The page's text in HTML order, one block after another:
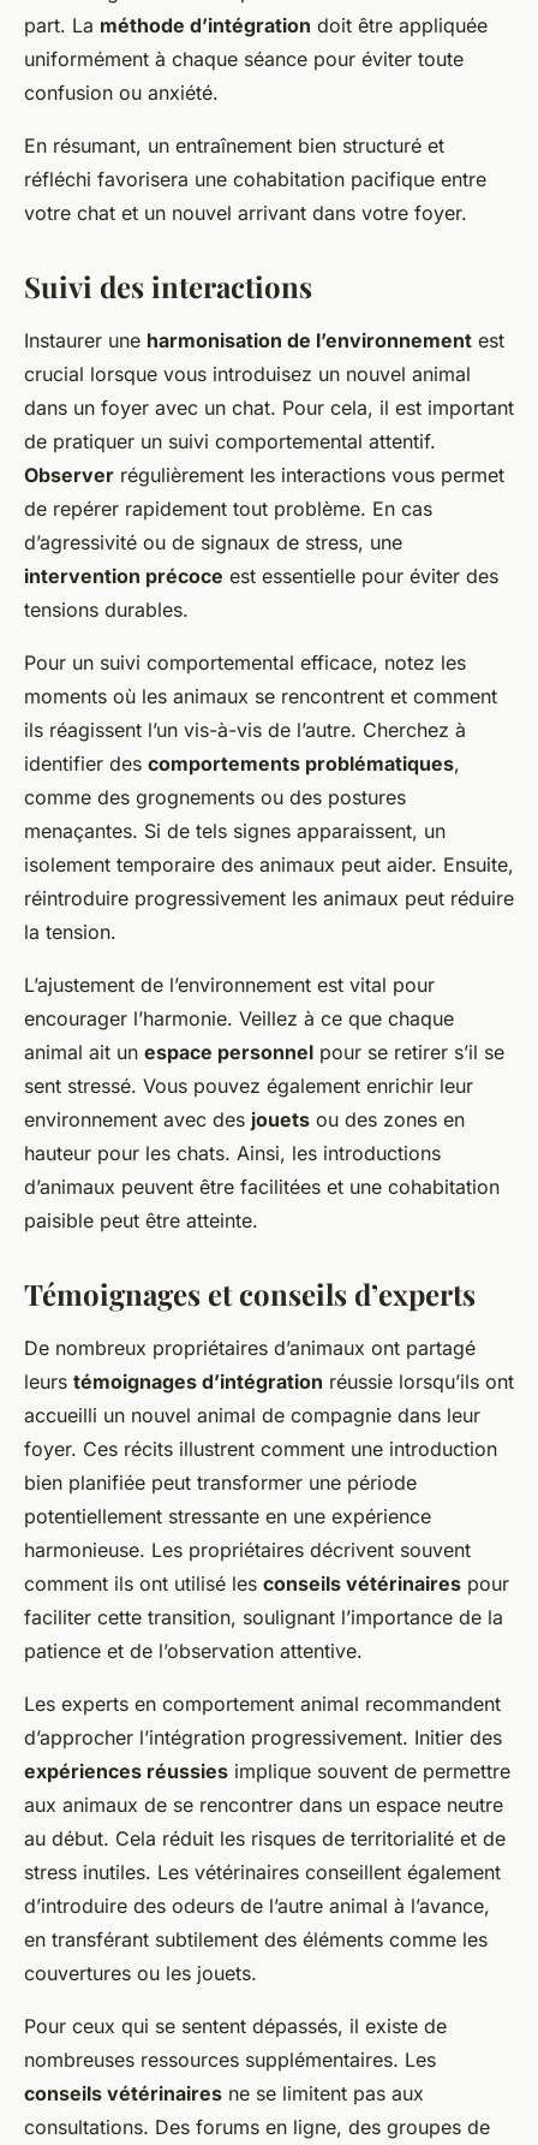
part. La méthode d’intégration doit être appliquée
uniformément à chaque séance pour éviter toute
confusion ou anxiété.
En résumant, un entraînement bien structuré et
réfléchi favorisera une cohabitation pacifique entre
votre chat et un nouvel arrivant dans votre foyer.
Suivi des interactions
Instaurer une harmonisation de l’environnement est
crucial lorsque vous introduisez un nouvel animal
dans un foyer avec un chat. Pour cela, il est important
de pratiquer un suivi comportemental attentif.
Observer régulièrement les interactions vous permet
de repérer rapidement tout problème. En cas
d’agressivité ou de signaux de stress, une
intervention précoce est essentielle pour éviter des
tensions durables.
Pour un suivi comportemental efficace, notez les
moments où les animaux se rencontrent et comment
ils réagissent l’un vis-à-vis de l’autre. Cherchez à
identifier des comportements problématiques,
comme des grognements ou des postures
menaçantes. Si de tels signes apparaissent, un
isolement temporaire des animaux peut aider. Ensuite,
réintroduire progressivement les animaux peut réduire
la tension.
L’ajustement de l’environnement est vital pour
encourager l’harmonie. Veillez à ce que chaque
animal ait un espace personnel pour se retirer s’il se
sent stressé. Vous pouvez également enrichir leur
environnement avec des jouets ou des zones en
hauteur pour les chats. Ainsi, les introductions
d’animaux peuvent être facilitées et une cohabitation
paisible peut être atteinte.
Témoignages et conseils d’experts
De nombreux propriétaires d’animaux ont partagé
leurs témoignages d’intégration réussie lorsqu’ils ont
accueilli un nouvel animal de compagnie dans leur
foyer. Ces récits illustrent comment une introduction
bien planifiée peut transformer une période
potentiellement stressante en une expérience
harmonieuse. Les propriétaires décrivent souvent
comment ils ont utilisé les conseils vétérinaires pour
faciliter cette transition, soulignant l’importance de la
patience et de l’observation attentive.
Les experts en comportement animal recommandent
d’approcher l’intégration progressivement. Initier des
expériences réussies implique souvent de permettre
aux animaux de se rencontrer dans un espace neutre
au début. Cela réduit les risques de territorialité et de
stress inutiles. Les vétérinaires conseillent également
d’introduire des odeurs de l’autre animal à l’avance,
en transférant subtilement des éléments comme les
couvertures ou les jouets.
Pour ceux qui se sentent dépassés, il existe de
nombreuses ressources supplémentaires. Les
conseils vétérinaires ne se limitent pas aux
consultations. Des forums en ligne, des groupes de